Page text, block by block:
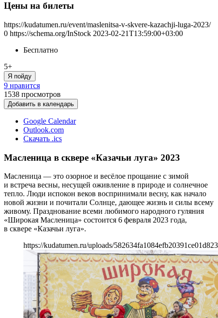
Цены на билеты
https://kudatumen.ru/event/maslenitsa-v-skvere-kazachji-luga-2023/
0 https://schema.org/InStock 2023-02-21T13:59:00+03:00
Бесплатно
5+
Я пойду
9 нравится
1538 просмотров
Добавить в календарь
Google Calendar
Outlook.com
Скачать .ics
Масленица в сквере «Казачьи луга» 2023
Масленица — это озорное и весёлое прощание с зимой
и встреча весны, несущей оживление в природе и солнечное
тепло. Люди испокон веков воспринимали весну, как начало
новой жизни и почитали Солнце, дающее жизнь и силы всему
живому. Празднование всеми любимого народного гуляния
«Широкая Масленица» состоится 6 февраля 2023 года,
в сквере «Казачьи луга».
https://kudatumen.ru/uploads/